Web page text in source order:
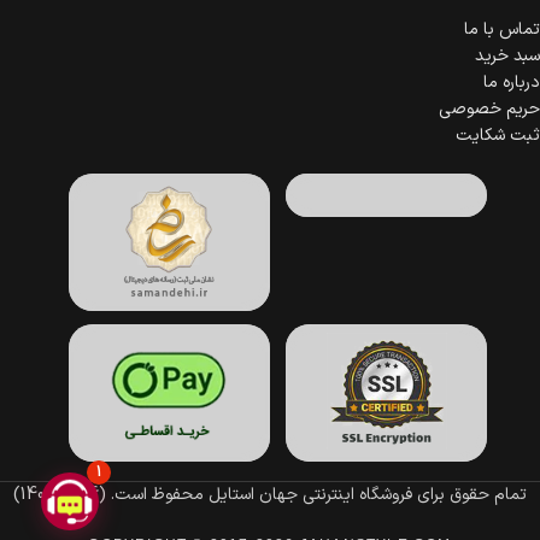
تماس با ما
سبد خرید
درباره ما
حریم خصوصی
ثبت شکایت
تمام حقوق برای فروشگاه اینترنتی جهان استایل محفوظ است. (1396–1405)
1